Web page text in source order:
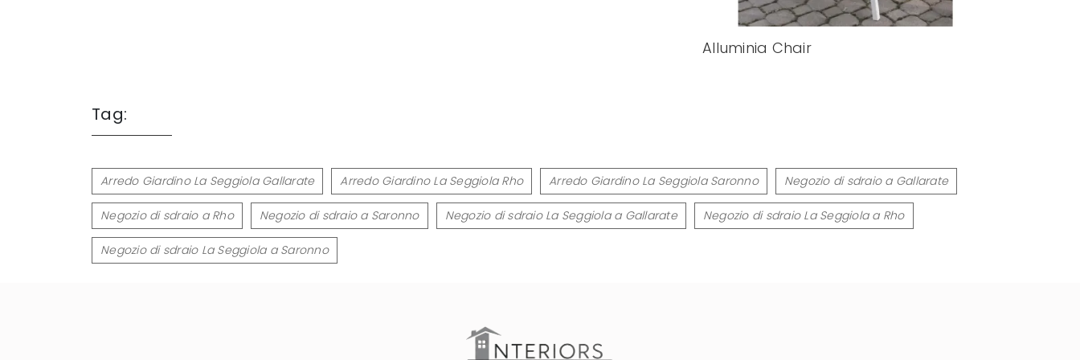
Alluminia Chair
Tag:
Arredo Giardino La Seggiola Gallarate Arredo Giardino La Seggiola Rho Arredo Giardino La Seggiola Saronno Negozio di sdraio a Gallarate
Negozio di sdraio a Rho Negozio di sdraio a Saronno Negozio di sdraio La Seggiola a Gallarate Negozio di sdraio La Seggiola a Rho
Negozio di sdraio La Seggiola a Saronno